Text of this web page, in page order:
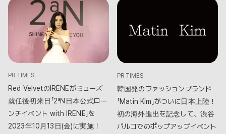
PR TIMES
Red VelvetのIRENEがミューズ
就任後初来⽇「2ªN日本公式ロー
ンチイベント with IRENE」を
2023年10⽉13⽇(⾦)に実施！
PR TIMES
韓国発のファッションブランド
「Matin Kim」がついに日本上陸！
初の海外進出を記念して、渋谷
パルコでのポップアップイベント